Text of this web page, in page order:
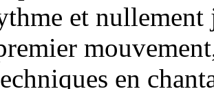
et nullement
en